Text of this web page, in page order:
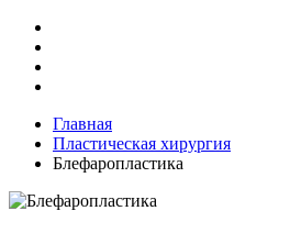
Главная
Пластическая хирургия
Блефаропластика